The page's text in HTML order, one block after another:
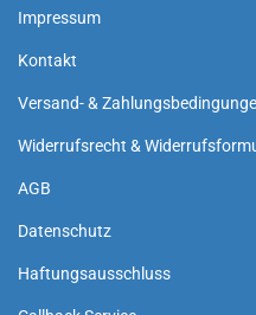
Impressum
Kontakt
Versand- &
Widerrufsrecht &
AGB
Datenschutz
Haftungsausschluss